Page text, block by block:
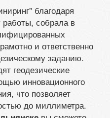
благодаря
собрала в
и ответственно
заданию.
геодезические
инновационного
что позволяет
до миллиметра.